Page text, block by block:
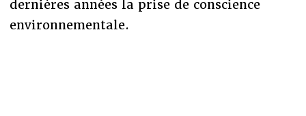
dernières années la prise de conscience
environnementale.